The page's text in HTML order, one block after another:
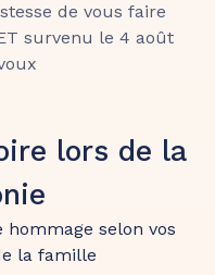
de vous faire
survenu le 4 août
lors de la
selon vos
la famille